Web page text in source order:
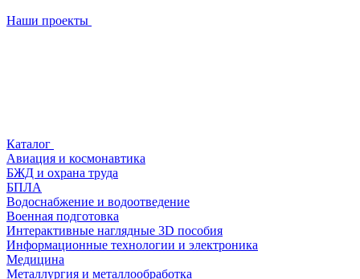
Наши проекты
Каталог
Авиация и космонавтика
БЖД и охрана труда
БПЛА
Водоснабжение и водоотведение
Военная подготовка
Интерактивные наглядные 3D пособия
Информационные технологии и электроника
Медицина
Металлургия и металлообработка